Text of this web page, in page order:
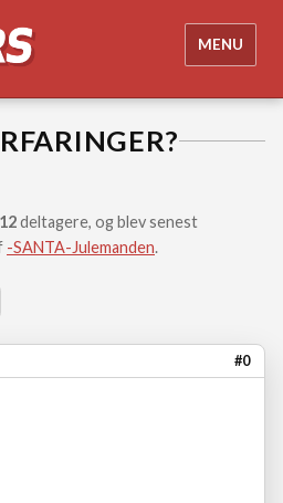
MENU
12deltagere, og blev senest
-SANTA-Julemanden.
#0